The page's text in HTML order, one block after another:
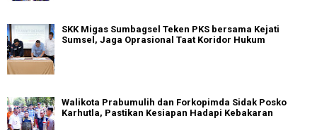
SKK Migas Sumbagsel Teken PKS bersama Kejati
Sumsel, Jaga Oprasional Taat Koridor Hukum
Walikota Prabumulih dan Forkopimda Sidak Posko
Karhutla, Pastikan Kesiapan Hadapi Kebakaran